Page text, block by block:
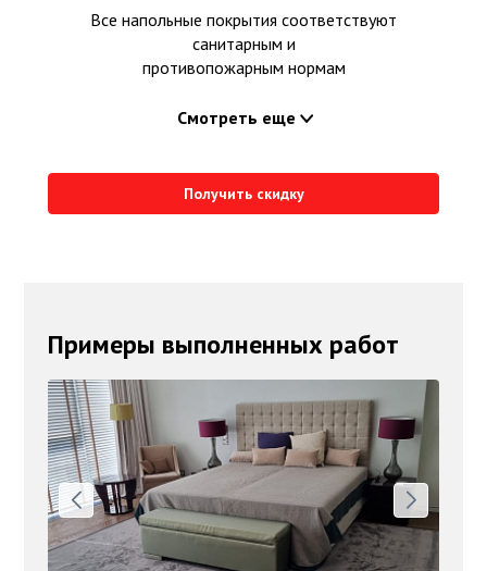
Все напольные покрытия соответствуют
санитарным и
противопожарным нормам
Смотреть еще
Получить скидку
Примеры выполненных работ